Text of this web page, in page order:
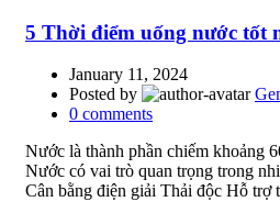
5 Thời điểm uống nước tốt
January 11, 2024
Posted by
0 comments
Nước là thành phần chiếm khoảng
Nước có vai trò quan trọng trong
Cân bằng điện giải Thải độc Hỗ trợ